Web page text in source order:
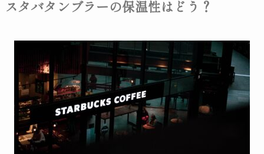
スタバタンブラーの保温性はどう？